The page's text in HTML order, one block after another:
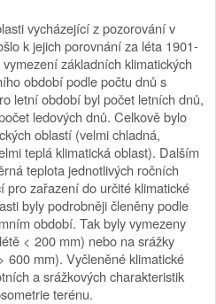
vycházející z pozorování v
k jejich porovnání za léta 1901-
základních klimatických
období podle počtu dnů s
letní období byl počet letních dnů,
ledových dnů. Celkově bylo
oblastí (velmi chladná,
teplá klimatická oblast). Dalším
teplota jednotlivých ročních
zařazení do určité klimatické
byly podrobněji členěny podle
období. Tak byly vymezeny
< 200 mm) nebo na srážky
600 mm). Vyčleněné klimatické
a srážkových charakteristik
terénu.